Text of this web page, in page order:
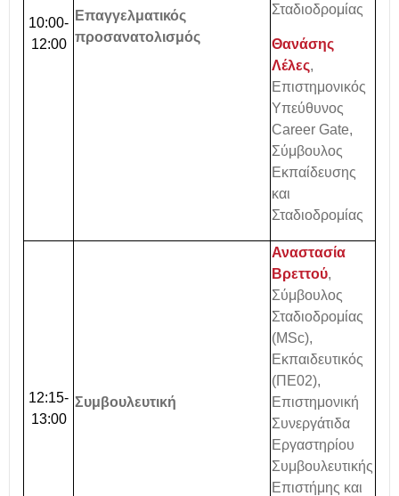
10:00-
12:00
Επαγγελματικός
προσανατολισμός
Σταδιοδρομίας
Θανάσης
Λέλες,
Επιστημονικός
Υπεύθυνος
Career Gate,
Σύμβουλος
Εκπαίδευσης
και
Σταδιοδρομίας
12:15-
13:00
Συμβουλευτική
Αναστασία
Βρεττού,
Σύμβουλος
Σταδιοδρομίας
(MSc),
Εκπαιδευτικός
(ΠΕ02),
Επιστημονική
Συνεργάτιδα
Εργαστηρίου
Συμβουλευτικής
Επιστήμης και